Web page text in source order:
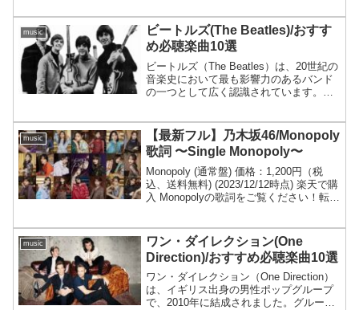
music
ビートルズ(The Beatles)/おすす
め必聴楽曲10選
ビートルズ（The Beatles）は、20世紀の
音楽史において最も影響力のあるバンド
の一つとして広く認識されています。こ
倒的な成功を収め、その音楽的革命と楽
曲の...
music
【最新フル】乃木坂46/Monopoly
歌詞 〜Single Monopoly〜
Monopoly (通常盤) 価格：1,200円（税
込、送料無料) (2023/12/12時点) 楽天で購
入 Monopolyの歌詞をご覧ください！転調
追いか...
music
ワン・ダイレクション(One
Direction)/おすすめ必聴楽曲10選
ワン・ダイレクション（One Direction）
は、イギリス出身の男性ポップグループ
で、2010年に結成されました。グループ